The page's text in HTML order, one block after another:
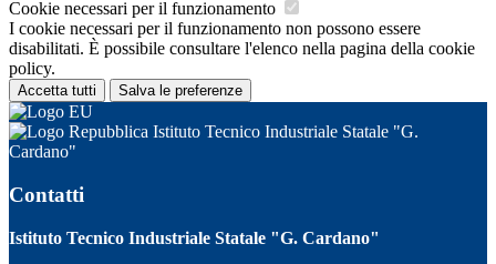
Cookie necessari per il funzionamento
I cookie necessari per il funzionamento non possono essere
disabilitati. È possibile consultare l'elenco nella pagina della cookie
policy.
Accetta tutti Salva le preferenze
Istituto Tecnico Industriale Statale "G.
Cardano"
Contatti
Istituto Tecnico Industriale Statale "G. Cardano"